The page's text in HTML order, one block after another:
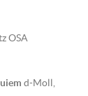
OSA
d-Moll,